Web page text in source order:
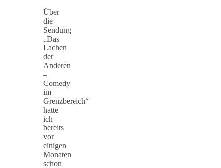
Über
die
Sendung
„Das
Lachen
der
Anderen
–
Comedy
im
Grenzbereich“
hatte
ich
bereits
vor
einigen
Monaten
schon